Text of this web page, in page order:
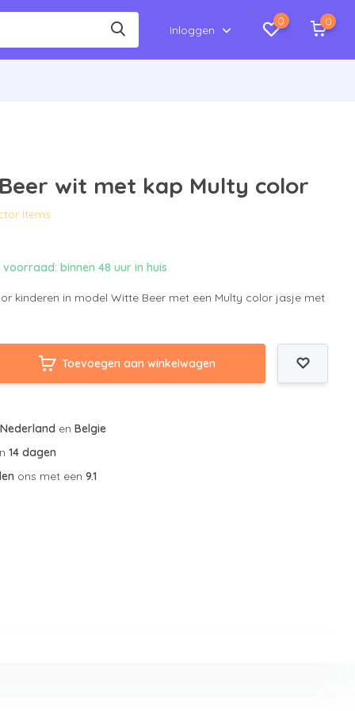
Inloggen
0 0
wit met kap Multy color
Items
voorraad: binnen 48 uur in huis
kinderen in model Witte Beer met een Multy color jasje met
Toevoegen aan winkelwagen
Nederland enBelgie
14 dagen
ons met een9.1